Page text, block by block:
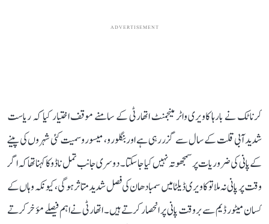
ADVERTISEMENT
کرناٹک نے بارہا کاویری واٹر مینجمنٹ اتھارٹی کے سامنے موقف اختیار کیا کہ ریاست
شدید آبی قلت کے سال سے گزر رہی ہے اور بنگلورو، میسورو سمیت کئی شہروں کی پینے
کے پانی کی ضروریات پر سمجھوتہ نہیں کیا جا سکتا۔ دوسری جانب تمل ناڈو کا کہنا تھا کہ اگر
وقت پر پانی نہ ملا تو کاویری ڈیلٹا میں سمبا دھان کی فصل شدید متاثر ہوگی، کیونکہ وہاں کے
کسان میٹور ڈیم سے بروقت پانی پر انحصار کرتے ہیں۔ اتھارٹی نے اہم فیصلے مؤخر کرتے